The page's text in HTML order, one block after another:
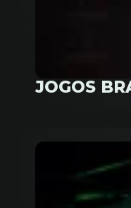
JOGOS